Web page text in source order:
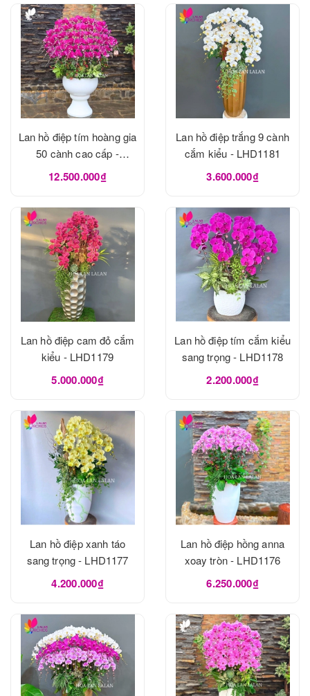
Lan hồ điệp tím hoàng gia
50 cành cao cấp -
LHD1182
12.500.000₫
Lan hồ điệp trắng 9 cành
cắm kiểu - LHD1181
3.600.000₫
Lan hồ điệp cam đỏ cắm
kiểu - LHD1179
5.000.000₫
Lan hồ điệp tím cắm kiểu
sang trọng - LHD1178
2.200.000₫
Lan hồ điệp xanh táo
sang trọng - LHD1177
4.200.000₫
Lan hồ điệp hồng anna
xoay tròn - LHD1176
6.250.000₫